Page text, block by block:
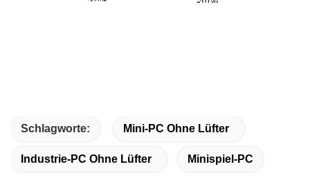
Schlagworte: Mini-PC Ohne Lüfter
Industrie-PC Ohne Lüfter Minispiel-PC